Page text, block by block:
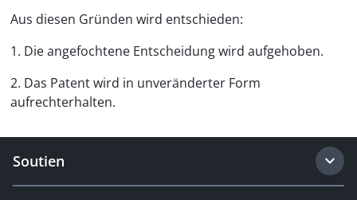
Aus diesen Gründen wird entschieden:
1. Die angefochtene Entscheidung wird aufgehoben.
2. Das Patent wird in unveränderter Form
aufrechterhalten.
Soutien